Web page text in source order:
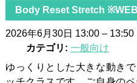
Body Reset Stretch
2026年6月30日 13:00– 13:50
カテゴリ: 一般向け
ゆっくりとした大きな動き